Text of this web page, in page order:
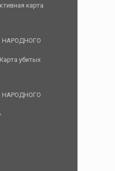
карта
НАРОДНОГО
убитых
НАРОДНОГО